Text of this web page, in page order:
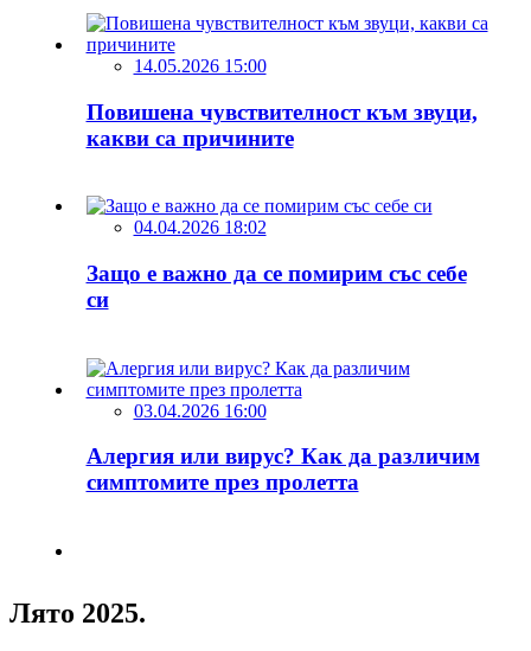
14.05.2026 15:00
Повишена чувствителност към звуци,
какви са причините
04.04.2026 18:02
Защо е важно да се помирим със себе
си
03.04.2026 16:00
Алергия или вирус? Как да различим
симптомите през пролетта
Лято 2025.